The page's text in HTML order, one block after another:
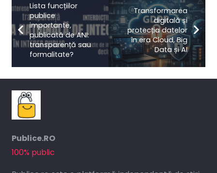
Lista funcțiilor
publice
importante,
publicată de ANI:
transparență sau
formalitate?
Transformarea
digitală și
protecția datelor
în era Cloud, Big
Data și AI
Publice.RO
100% public